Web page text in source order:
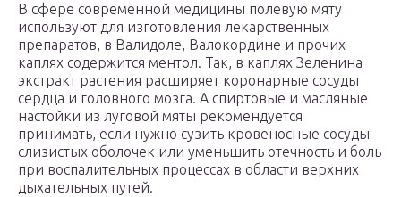
В сфере современной медицины полевую мяту
используют для изготовления лекарственных
препаратов, в Валидоле, Валокордине и прочих
каплях содержится ментол. Так, в каплях Зеленина
экстракт растения расширяет коронарные сосуды
сердца и головного мозга. А спиртовые и масляные
настойки из луговой мяты рекомендуется
принимать, если нужно сузить кровеносные сосуды
слизистых оболочек или уменьшить отечность и боль
при воспалительных процессах в области верхних
дыхательных путей.